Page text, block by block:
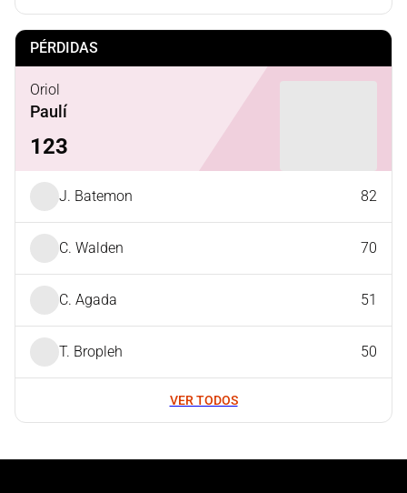
PÉRDIDAS
Oriol
Paulí
123
J. Batemon 82
C. Walden 70
C. Agada 51
T. Bropleh 50
VER TODOS